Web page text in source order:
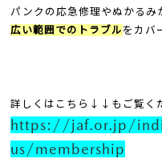
パンクの応急修理やぬかるみ
広い範囲でのトラブル をカバ
詳しくはこちら↓↓もご覧く
https://jaf.or.jp/
us/membership